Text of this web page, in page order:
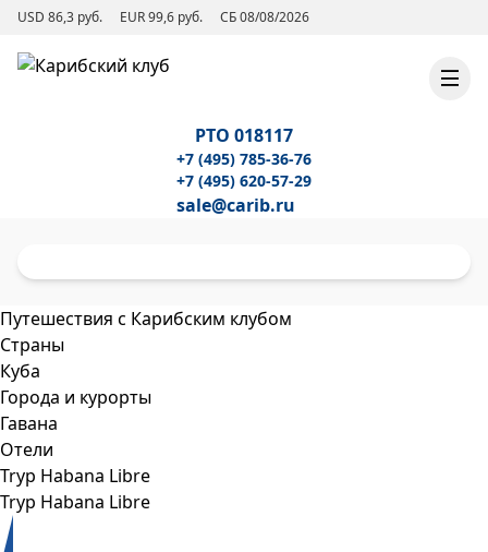
USD 86,3 руб. EUR 99,6 руб. СБ 08/08/2026
РТО 018117
+7 (495) 785-36-76
+7 (495) 620-57-29
sale@carib.ru
Путешествия с Карибским клубом
Страны
Куба
Города и курорты
Гавана
Отели
Tryp Habana Libre
Tryp Habana Libre